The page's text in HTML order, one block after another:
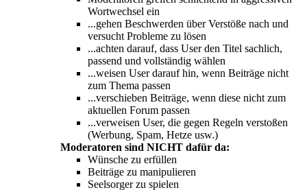
Wortwechsel ein
...gehen Beschwerden über Verstöße nach und
versucht Probleme zu lösen
...achten darauf, dass User den Titel sachlich,
passend und vollständig wählen
...weisen User darauf hin, wenn Beiträge nicht
zum Thema passen
...verschieben Beiträge, wenn diese nicht zum
aktuellen Forum passen
...verweisen User, die gegen Regeln verstoßen
(Werbung, Spam, Hetze usw.)
Moderatoren sind NICHT dafür da:
Wünsche zu erfüllen
Beiträge zu manipulieren
Seelsorger zu spielen